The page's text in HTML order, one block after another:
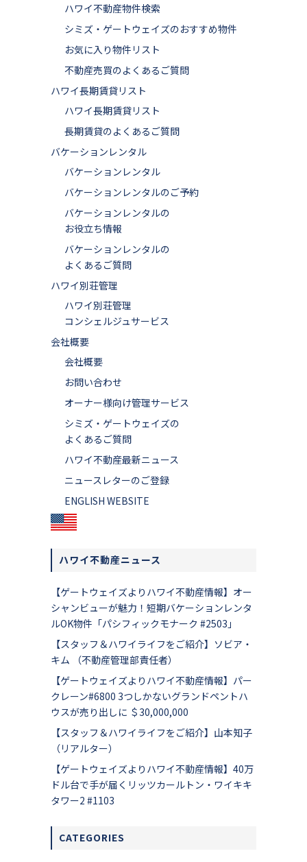
ハワイ不動産物件検索
シミズ・ゲートウェイズのおすすめ物件
お気に入り物件リスト
不動産売買のよくあるご質問
ハワイ長期賃貸リスト
ハワイ長期賃貸リスト
長期賃貸のよくあるご質問
バケーションレンタル
バケーションレンタル
バケーションレンタルのご予約
バケーションレンタルの
お役立ち情報
バケーションレンタルの
よくあるご質問
ハワイ別荘管理
ハワイ別荘管理
コンシェルジュサービス
会社概要
会社概要
お問い合わせ
オーナー様向け管理サービス
シミズ・ゲートウェイズの
よくあるご質問
ハワイ不動産最新ニュース
ニュースレターのご登録
ENGLISH WEBSITE
ハワイ不動産ニュース
【ゲートウェイズよりハワイ不動産情報】オー
シャンビューが魅力！短期バケーションレンタ
ルOK物件「パシフィックモナーク #2503」
【スタッフ＆ハワイライフをご紹介】ソビア・
キム （不動産管理部責任者）
【ゲートウェイズよりハワイ不動産情報】パー
クレーン#6800 3つしかないグランドペントハ
ウスが売り出しに ＄30,000,000
【スタッフ＆ハワイライフをご紹介】山本知子
（リアルター）
【ゲートウェイズよりハワイ不動産情報】40万
ドル台で手が届くリッツカールトン・ワイキキ
タワー2 #1103
CATEGORIES